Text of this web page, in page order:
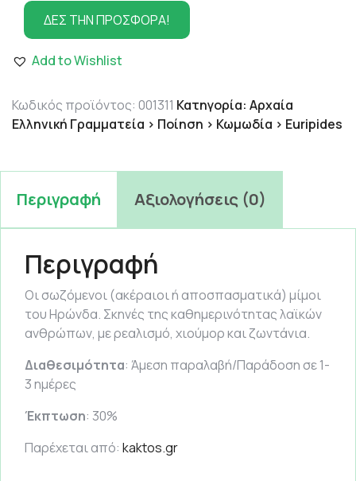
price
was:
848.00 €.
τρέχουσα
τιμή
5.94 €.
ΔΕΣ ΤΗΝ ΠΡΟΣΦΟΡΑ!
Add to Wishlist
Κωδικός προϊόντος: 001311 Κατηγορία: Αρχαία
Ελληνική Γραμματεία > Ποίηση > Κωμωδία > Euripides
Περιγραφή Αξιολογήσεις (0)
Περιγραφή
Οι σωζόμενοι (ακέραιοι ή αποσπασματικά) μίμοι
του Ηρώνδα. Σκηνές της καθημερινότητας λαϊκών
ανθρώπων, με ρεαλισμό, χιούμορ και ζωντάνια.
Διαθεσιμότητα: Άμεση παραλαβή/Παράδοση σε 1-
3 ημέρες
Έκπτωση: 30%
Παρέχεται από: kaktos.gr